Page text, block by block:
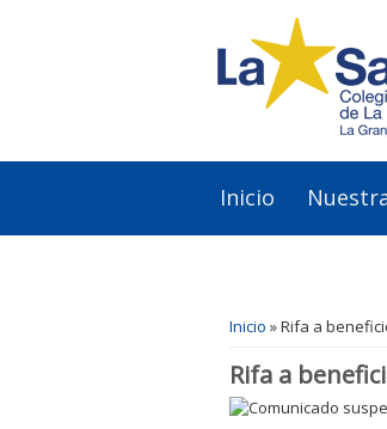
Inicio
Inicio » Rifa a
Rifa a